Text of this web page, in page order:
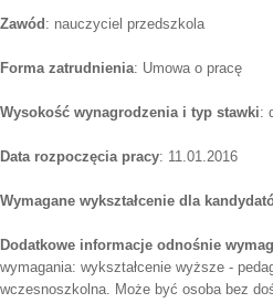
Zawód : nauczyciel przedszkola
Forma zatrudnienia: Umowa o pracę
Wysokość wynagrodzenia i typ stawki:
Data rozpoczęcia pracy: 11.01.2016
Wymagane wykształcenie dla
Dodatkowe informacje odnośnie
wymagania: wykształcenie wyższe -
wczesnoszkolna. Może być osoba bez